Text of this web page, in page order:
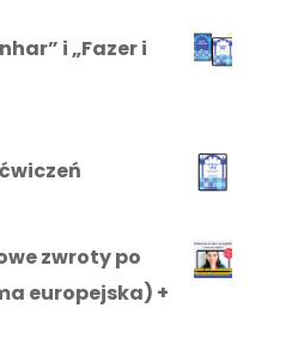
i „Fazer i
ćwiczeń
zwroty po
europejska) +